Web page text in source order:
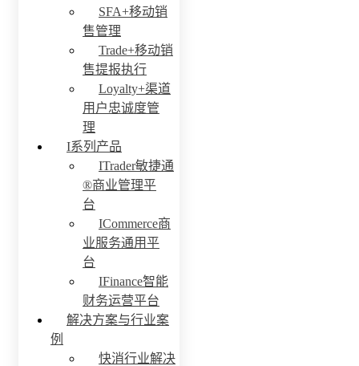
SFA+移动销
售管理
Trade+移动销
售提报执行
Loyalty+渠道
用户忠诚度管
理
I系列产品
ITrader敏捷通
®商业管理平
台
ICommerce商
业服务通用平
台
IFinance智能
财务运营平台
解决方案与行业案
例
快消行业解决